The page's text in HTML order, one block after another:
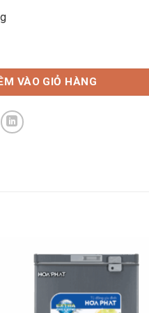
Phát HSF AD6357.C1 357 lít
VÀO GIỎ HÀNG